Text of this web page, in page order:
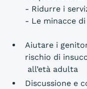
- Ridurre i
- Le minacce
Aiutare i
rischio di
all’età adulta
Discussione e